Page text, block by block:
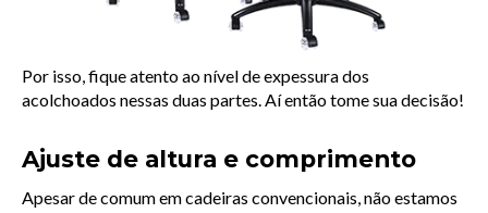
Por isso, fique atento ao nível de expessura dos
acolchoados nessas duas partes. Aí então tome sua decisão!
Ajuste de altura e comprimento
Apesar de comum em cadeiras convencionais, não estamos